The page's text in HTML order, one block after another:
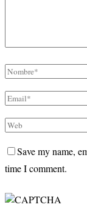
Save my name,
time I comment.